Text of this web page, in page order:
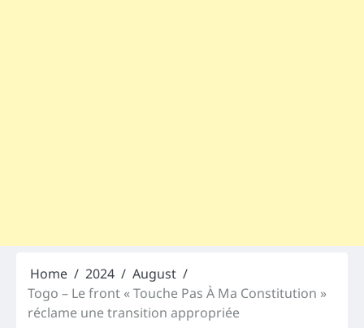
Home 2024
August
Togo – Le front « Touche Pas À Ma Constitution »
réclame une transition appropriée